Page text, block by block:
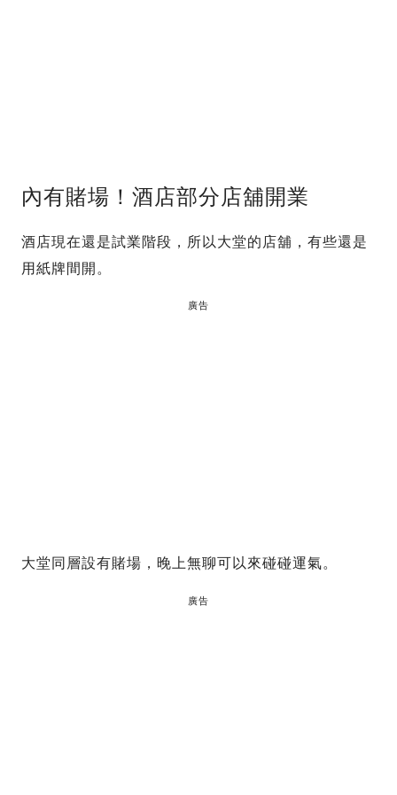
內有賭場！酒店部分店舖開業
酒店現在還是試業階段，所以大堂的店舖，有些還是
用紙牌間開。
廣告
大堂同層設有賭場，晚上無聊可以來碰碰運氣。
廣告